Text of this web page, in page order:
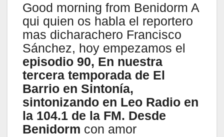
Good morning from Benidorm A
qui quien os habla el reportero
mas dicharachero Francisco
Sánchez, hoy empezamos el
episodio 90, En nuestra
tercera temporada de El
Barrio en Sintonía,
sintonizando en Leo Radio en
la 104.1 de la FM. Desde
Benidorm con amor